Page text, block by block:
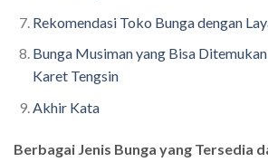
Rekomendasi Toko Bunga dengan
Bunga Musiman yang Bisa
Karet Tengsin
Akhir Kata
Berbagai Jenis Bunga yang Tersedia